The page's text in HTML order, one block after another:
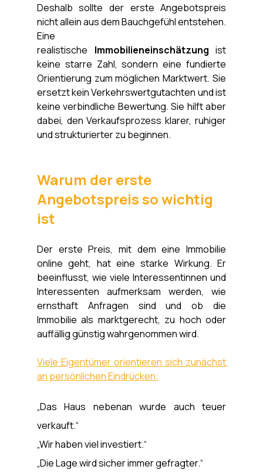
Deshalb sollte der erste Angebotspreis
nicht allein aus dem Bauchgefühl entstehen.
Eine
realistische Immobilieneinschätzung ist
keine starre Zahl, sondern eine fundierte
Orientierung zum möglichen Marktwert. Sie
ersetzt kein Verkehrswertgutachten und ist
keine verbindliche Bewertung. Sie hilft aber
dabei, den Verkaufsprozess klarer, ruhiger
und strukturierter zu beginnen.
Warum der erste
Angebotspreis so wichtig
ist
Der erste Preis, mit dem eine Immobilie
online geht, hat eine starke Wirkung. Er
beeinflusst, wie viele Interessentinnen und
Interessenten aufmerksam werden, wie
ernsthaft Anfragen sind und ob die
Immobilie als marktgerecht, zu hoch oder
auffällig günstig wahrgenommen wird.
Viele Eigentümer orientieren sich zunächst
an persönlichen Eindrücken:
„Das Haus nebenan wurde auch teuer
verkauft.“
„Wir haben viel investiert.“
„Die Lage wird sicher immer gefragter.“